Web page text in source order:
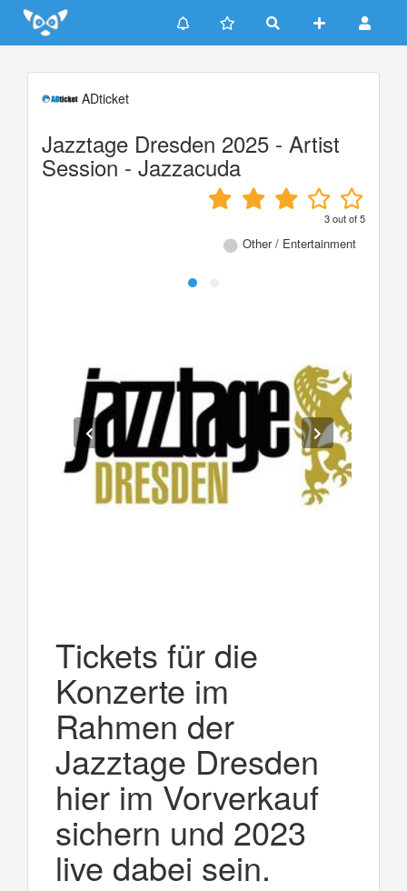
Update cookies preferences
ADticket
Jazztage Dresden 2025 - Artist
Session - Jazzacuda
3out of5
Other / Entertainment
Tickets für die
Konzerte im
Rahmen der
Jazztage Dresden
hier im Vorverkauf
sichern und 2023
live dabei sein.